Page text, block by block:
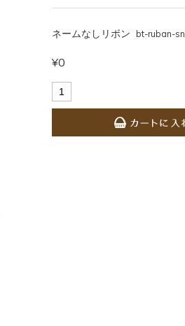
ネームなしリボン bt-ruban-sn
¥0